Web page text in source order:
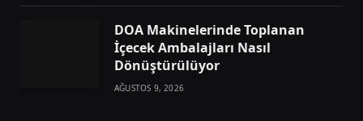
DOA Makinelerinde Toplanan
İçecek Ambalajları Nasıl
Dönüştürülüyor
AĞUSTOS 9, 2026